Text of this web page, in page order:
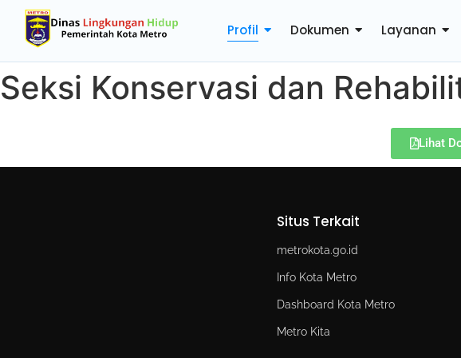
Profil Dokumen Layanan
Seksi Konservasi dan
Lihat
Situs Terkait
metrokota.go.id
Info Kota Metro
Dashboard Kota Metro
Metro Kita